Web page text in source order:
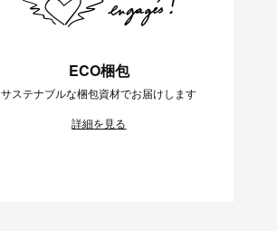
ECO梱包
サステナブルな梱包資材でお届けします
詳細を見る